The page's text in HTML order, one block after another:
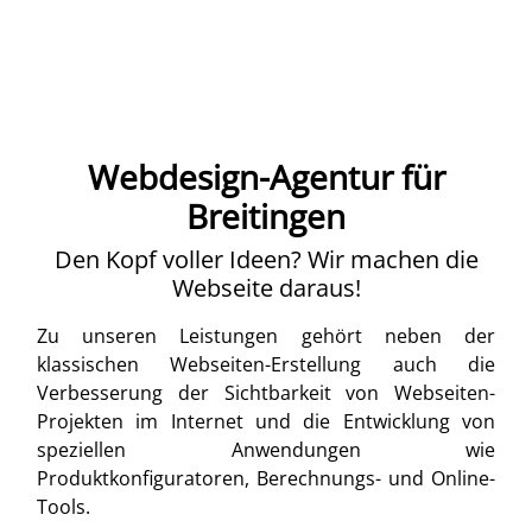
Webdesign-Agentur für
Breitingen
Den Kopf voller Ideen? Wir machen die
Webseite daraus!
Zu unseren Leistungen gehört neben der
klassischen Webseiten-Erstellung auch die
Verbesserung der Sichtbarkeit von Webseiten-
Projekten im Internet und die Entwicklung von
speziellen Anwendungen wie
Produktkonfiguratoren, Berechnungs- und Online-
Tools.